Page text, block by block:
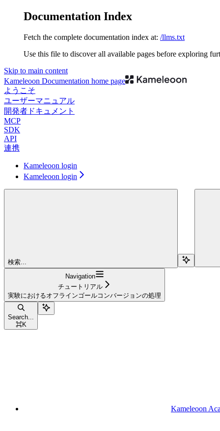
Documentation Index
Fetch the complete documentation index at: /llms.txt
Use this file to discover all available pages before exploring
Skip to main content
Kameleoon Documentation home page
ようこそ
ユーザーマニュアル
開発者ドキュメント
MCP
SDK
API
連携
Kameleoon login
Kameleoon login
検索...
Navigation
チュートリアル
実験におけるオフラインゴールコンバージョンの処理
Search...
⌘K
Kameleoon